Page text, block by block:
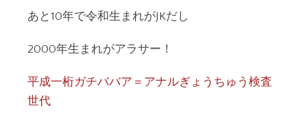
あと10年で令和生まれがJKだし
2000年生まれがアラサー！
平成一桁ガチババア＝アナルぎょうちゅう検査
世代